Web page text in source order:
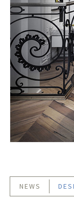
NEWS